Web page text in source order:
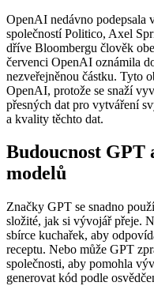
OpenAI nedávno podepsala
společností Politico, Axel
dříve Bloombergu člověk
červenci OpenAI oznámila
nezveřejněnou částku. Tyto
OpenAI, protože se snaží
přesných dat pro vytváření
a kvality těchto dat.
Budoucnost
modelů
Značky GPT se snadno
složité, jak si vývojář přeje.
sbírce kuchařek, aby
receptu. Nebo může GPT
společnosti, aby pomohla
generovat kód podle